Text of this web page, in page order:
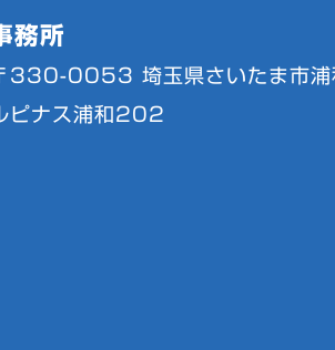
務所
330-0053埼玉県さいたま市
ピナス浦和202